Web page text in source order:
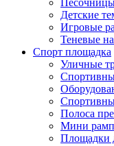
Детские
Игровые
Теневые
Спорт площадка
Уличные
Полоса
Мини
Площадки